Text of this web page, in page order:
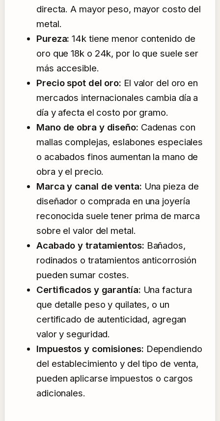
directa. A mayor peso, mayor costo del
metal.
Pureza: 14k tiene menor contenido de
oro que 18k o 24k, por lo que suele ser
más accesible.
Precio spot del oro: El valor del oro en
mercados internacionales cambia día a
día y afecta el costo por gramo.
Mano de obra y diseño: Cadenas con
mallas complejas, eslabones especiales
o acabados finos aumentan la mano de
obra y el precio.
Marca y canal de venta: Una pieza de
diseñador o comprada en una joyería
reconocida suele tener prima de marca
sobre el valor del metal.
Acabado y tratamientos: Bañados,
rodinados o tratamientos anticorrosión
pueden sumar costes.
Certificados y garantía: Una factura
que detalle peso y quilates, o un
certificado de autenticidad, agregan
valor y seguridad.
Impuestos y comisiones: Dependiendo
del establecimiento y del tipo de venta,
pueden aplicarse impuestos o cargos
adicionales.